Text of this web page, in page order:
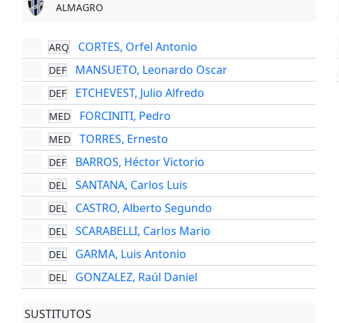
ALMAGRO
ARQ CORTES, Orfel Antonio
DEF MANSUETO, Leonardo Oscar
DEF ETCHEVEST, Julio Alfredo
MED FORCINITI, Pedro
MED TORRES, Ernesto
DEF BARROS, Héctor Victorio
DEL SANTANA, Carlos Luis
DEL CASTRO, Alberto Segundo
DEL SCARABELLI, Carlos Mario
DEL GARMA, Luis Antonio
DEL GONZALEZ, Raúl Daniel
SUSTITUTOS